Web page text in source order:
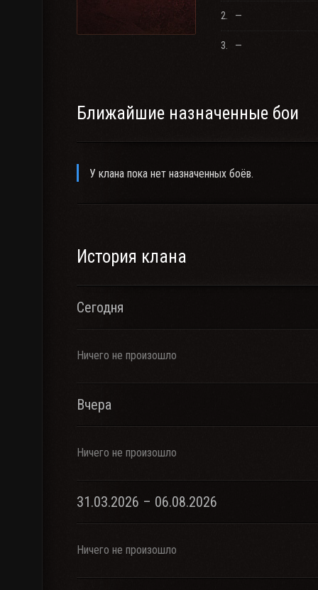
2. —
3. —
Ближайшие назначенные бои
У клана пока нет назначенных боёв.
История клана
Сегодня
Ничего не произошло
Вчера
Ничего не произошло
31.03.2026 – 06.08.2026
Ничего не произошло